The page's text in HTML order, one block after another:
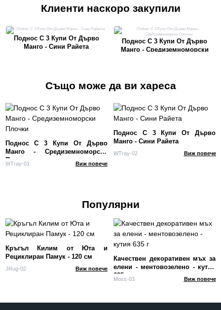
Клиенти наскоро закупили
Поднос С 3 Купи От Дърво
Манго - Сини Райета
Поднос С 3 Купи От Дърво
Манго - Средиземноморски
Също може да ви хареса
Поднос С 3 Купи От Дърво
Манго - Средиземноморски
Плочки
WTray-01 Виж повече
Поднос С 3 Купи От Дърво
Манго - Сини Райета
WTray-02 Виж повече
Популярни
Кръгъл Килим от Юта и
Рециклиран Памук - 120 см
JRug-02 Виж повече
Качествен декоративен мъх за
елени - ментовозелено - кутия
635 г
Moss-03 Виж повече